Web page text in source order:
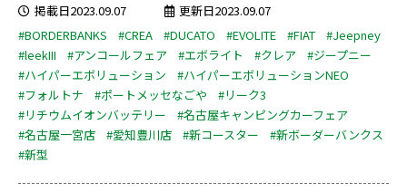
掲載日2023.09.07
更新日2023.09.07
#BORDERBANKS
#CREA #DUCATO #EVOLITE #FIAT
#Jeepney
#leekIII
#アンコールフェア #エボライト #クレア
#ジープニー
#ハイパーエボリューション
#ハイパーエボリューションNEO
#フォルトナ
#ポートメッセなごや
#リーク3
#リチウムイオンバッテリー
#名古屋キャンピングカーフェア
#名古屋一宮店
#愛知豊川店 #新コースター
#新ボーダーバンクス
#新型